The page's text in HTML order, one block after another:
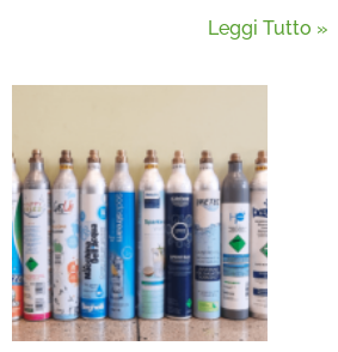
Leggi Tutto »